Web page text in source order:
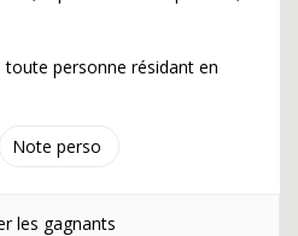
Note perso
personne résidant en
les gagnants